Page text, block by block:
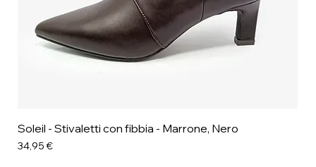
Soleil - Stivaletti con fibbia - Marrone, Nero
Prezzo
34,95 €